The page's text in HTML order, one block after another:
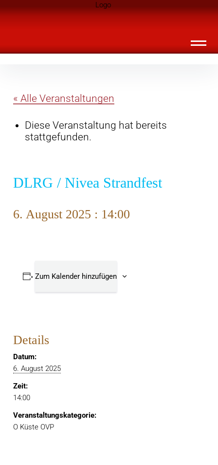
überspringen
Landknirpse – Die Zeitschrift für Leute
« Alle Veranstaltungen
Diese Veranstaltung hat bereits
stattgefunden.
DLRG / Nivea Strandfest
6. August 2025 : 14:00
Zum Kalender hinzufügen
Details
Datum:
6. August 2025
Zeit:
14:00
Veranstaltungskategorie:
O Küste OVP